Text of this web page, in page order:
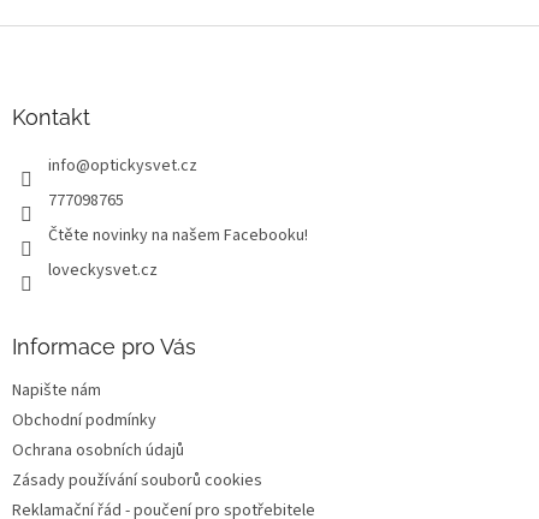
Kontakt
info@optickysvet.cz
777098765
Čtěte novinky na našem Facebooku!
loveckysvet.cz
Informace pro Vás
Napište nám
Obchodní podmínky
Ochrana osobních údajů
Zásady používání souborů cookies
Reklamační řád - poučení pro spotřebitele